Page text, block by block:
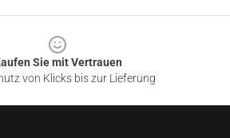
Sie mit Vertrauen
von Klicks bis zur Lieferung